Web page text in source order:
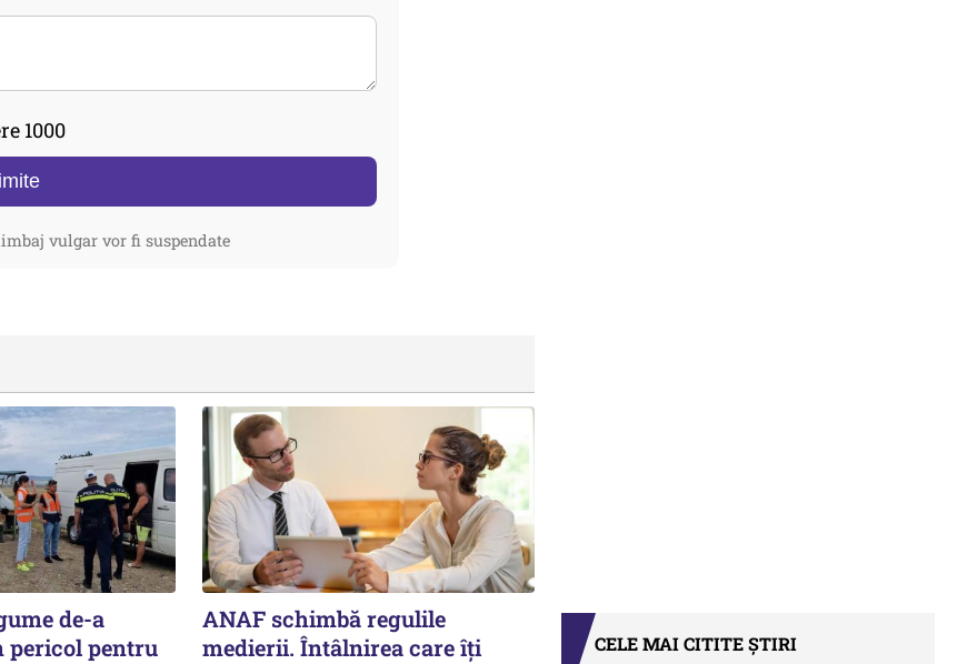
1000
vulgar vor fi suspendate
de-a
pericol pentru
ANAF schimbă regulile
medierii. Întâlnirea care îți
CELE MAI CITITE ȘTIRI